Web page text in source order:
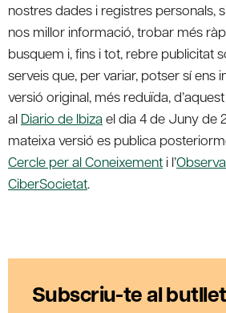
nostres dades i registres personals,
nos millor informació, trobar més
busquem i, fins i tot, rebre publicitat
serveis que, per variar, potser sí ens
versió original, més reduïda,
al Diario de Ibiza el dia 4 de Juny de
mateixa versió es publica
Cercle per al Coneixement i l’
CiberSocietat.
Subscriu-te al